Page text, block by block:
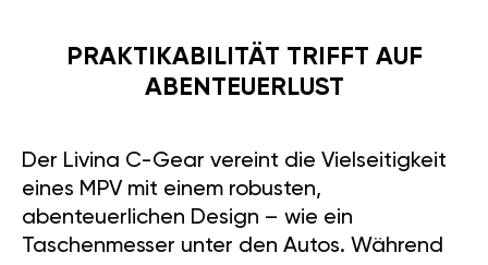
PRAKTIKABILITÄT TRIFFT AUF
ABENTEUERLUST
Der Livina C-Gear vereint die Vielseitigkeit
eines MPV mit einem robusten,
abenteuerlichen Design – wie ein
Taschenmesser unter den Autos. Während